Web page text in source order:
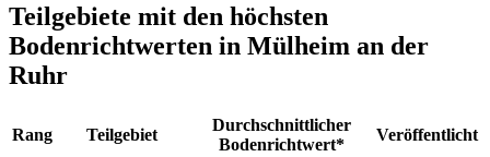
Teilgebiete mit den höchsten
Bodenrichtwerten in Mülheim an der
Ruhr
Rang Teilgebiet
Durchschnittlicher
Bodenrichtwert*
Veröffentlicht